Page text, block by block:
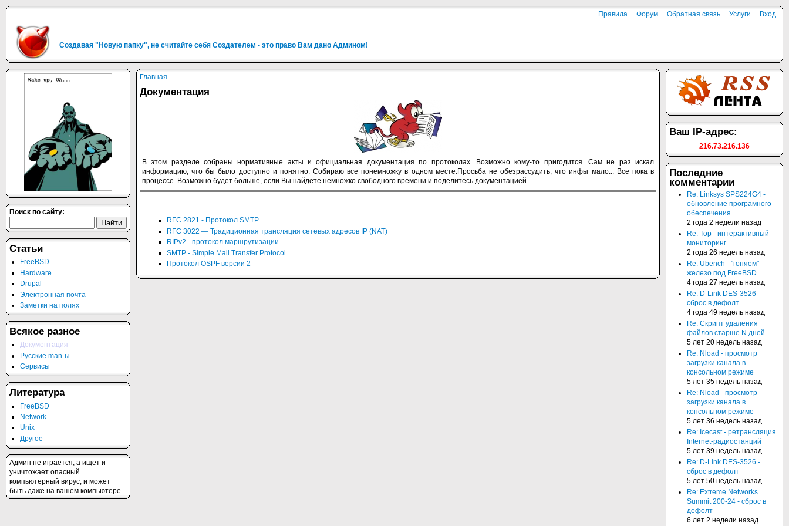
Создавая "Новую папку", не считайте себя Создателем - это право Вам дано Админом!
Правила Форум Обратная связь Услуги Вход
Главная
Документация
В этом разделе собраны нормативные акты и официальная документация по протоколах. Возможно кому-то пригодится. Сам не раз искал
информацию, что бы было доступно и понятно. Собираю все понемножку в одном месте.Просьба не обезрассудить, что инфы мало... Все пока в
процессе. Возможно будет больше, если Вы найдете немножко свободного времени и поделитесь документацией.
RFC 2821 - Протокол SMTP
RFC 3022 — Традиционная трансляция сетевых адресов IP (NAT)
RIPv2 - протокол маршрутизации
SMTP - Simple Mail Transfer Protocol
Протокол OSPF версии 2
Поиск по сайту:
Статьи
FreeBSD
Hardware
Drupal
Электронная почта
Заметки на полях
Всякое разное
Документация
Русские man-ы
Сервисы
Литература
FreeBSD
Network
Unix
Другое
Админ не играется, а ищет и
уничтожает опасный
компьютерный вирус, и может
быть даже на вашем компьютере.
Ваш IP-адрес:
216.73.216.136
Последние
комментарии
Re: Linksys SPS224G4 -
обновление програмного
обеспечения ...
2 года 2 недели назад
Re: Top - интерактивный
мониторинг
2 года 26 недель назад
Re: Ubench - "гоняем"
железо под FreeBSD
4 года 27 недель назад
Re: D-Link DES-3526 -
сброс в дефолт
4 года 49 недель назад
Re: Скрипт удаления
файлов старше N дней
5 лет 20 недель назад
Re: Nload - просмотр
загрузки канала в
консольном режиме
5 лет 35 недель назад
Re: Nload - просмотр
загрузки канала в
консольном режиме
5 лет 36 недель назад
Re: Icecast - ретрансляция
Internet-радиостанций
5 лет 39 недель назад
Re: D-Link DES-3526 -
сброс в дефолт
5 лет 50 недель назад
Re: Extreme Networks
Summit 200-24 - сброс в
дефолт
6 лет 2 недели назад